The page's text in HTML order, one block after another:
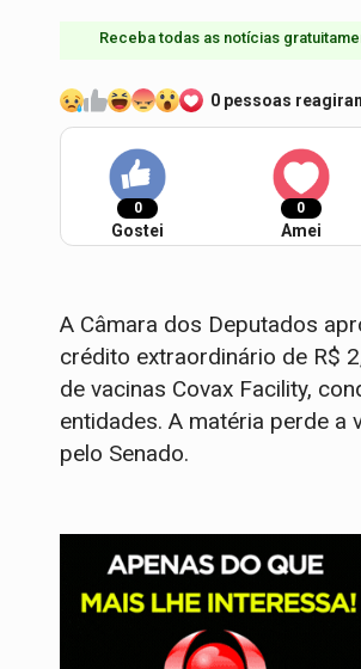
Receba todas as notícias
0 pessoas
0
Gostei
0
Amei
A Câmara dos Deputados
crédito extraordinário de R$
de vacinas Covax Facility,
entidades. A matéria perde a
pelo Senado.